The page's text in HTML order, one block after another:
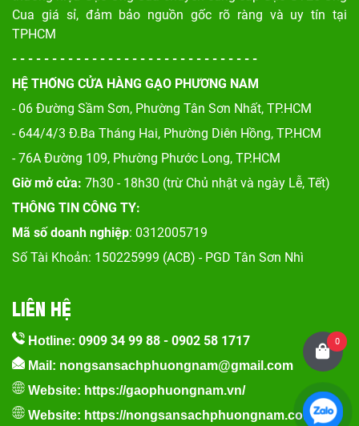
Cua giá sỉ, đảm bảo nguồn gốc rõ ràng và uy tín tại
TPHCM
- - - - - - - - - - - - - - - - - - - - - - - - - - - - - - -
HỆ THỐNG CỬA HÀNG GẠO PHƯƠNG NAM
- 06 Đường Sầm Sơn, Phường Tân Sơn Nhất, TP.HCM
- 644/4/3 Đ.Ba Tháng Hai, Phường Diên Hồng, TP.HCM
- 76A Đường 109, Phường Phước Long, TP.HCM
Giờ mở cửa: 7h30 - 18h30 (trừ Chủ nhật và ngày Lễ, Tết)
THÔNG TIN CÔNG TY:
Mã số doanh nghiệp: 0312005719
Số Tài Khoản: 150225999 (ACB) - PGD Tân Sơn Nhì
LIÊN HỆ
Hotline: 0909 34 99 88 - 0902 58 1717
Mail: nongsansachphuongnam@gmail.com
Website: https://gaophuongnam.vn/
Website: https://nongsansachphuongnam.com
0